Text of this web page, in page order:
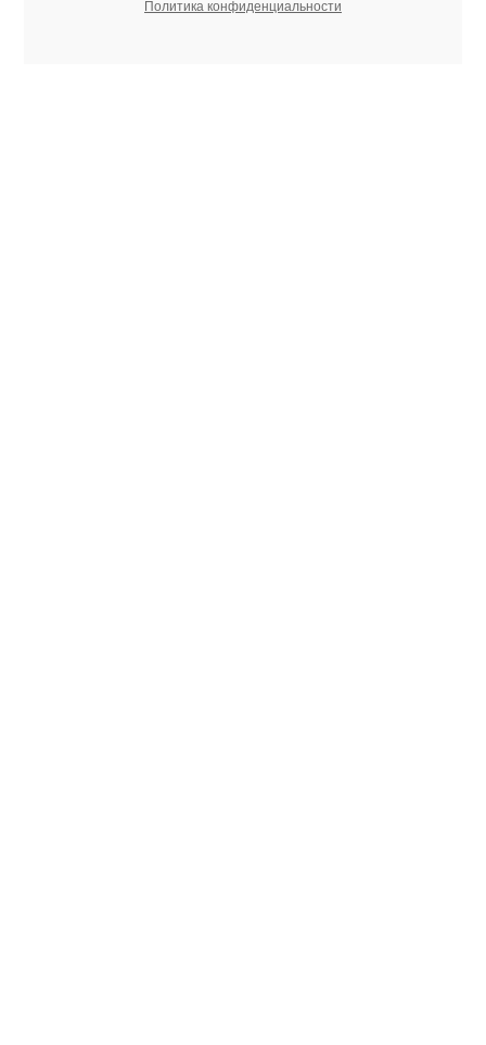
Политика конфиденциальности